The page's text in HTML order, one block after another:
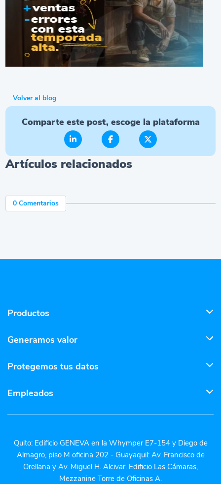
Volver al blog
Comparte este post, escoge la plataforma
Artículos relacionados
0 Comentarios
Productos
Generamos valor
Protegemos tus datos
Empleados
Quito: Edificio GENEVA en la Whymper E7-154 y Diego de
Almagro, piso M oficina 202 - Guayaquil: Av. Francisco de
Orellana y Av. Miguel H. Alcivar. Edificio Las Cámaras,
Mezzanine Torre de Oficinas A.